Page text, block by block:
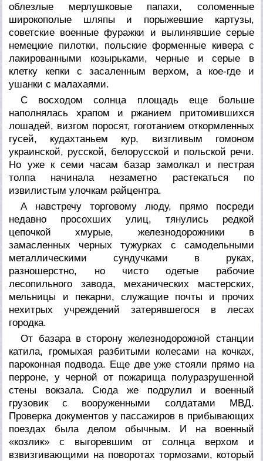
облезлые мерлушковые папахи, соломенные
широкополые шляпы и порыжевшие картузы,
советские военные фуражки и вылинявшие серые
немецкие пилотки, польские форменные кивера с
лакированными козырьками, черные и серые в
клетку кепки с засаленным верхом, а кое-где и
ушанки с малахаями.
С восходом солнца площадь еще больше
наполнялась храпом и ржанием притомившихся
лошадей, визгом поросят, гоготанием откормленных
гусей, кудахтаньем кур, визгливым гомоном
украинской, русской, белорусской и польской речи.
Но уже к семи часам базар замолкал и пестрая
толпа начинала незаметно растекаться по
извилистым улочкам райцентра.
А навстречу торговому люду, прямо посреди
недавно просохших улиц, тянулись редкой
цепочкой хмурые, железнодорожники в
замасленных черных тужурках с самодельными
металлическими сундучками в руках,
разношерстно, но чисто одетые рабочие
лесопильного завода, механических мастерских,
мельницы и пекарни, служащие почты и прочих
нехитрых учреждений затерявшегося в лесах
городка.
От базара в сторону железнодорожной станции
катила, громыхая разбитыми колесами на кочках,
пароконная подвода. Еще две уже стояли прямо на
перроне, у черной от пожарища полуразрушенной
стены вокзала. Сюда же подрулил и военный
грузовик с вооруженными солдатами МВД.
Проверка документов у пассажиров в прибывающих
поездах была делом обычным. И на военный
«козлик» с выгоревшим от солнца верхом и
взвизгивающими на поворотах тормозами, который